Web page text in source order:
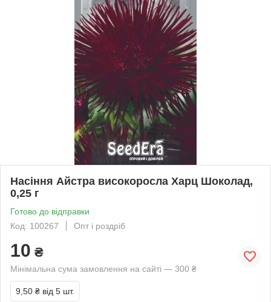
Насіння Айстра високоросла Харц Шоколад,
0,25 г
Готово до відправки
Код: 100267
Опт і роздріб
10 ₴
Мінімальна сума замовлення на сайті — 300 ₴
9,50 ₴ від 5 шт.